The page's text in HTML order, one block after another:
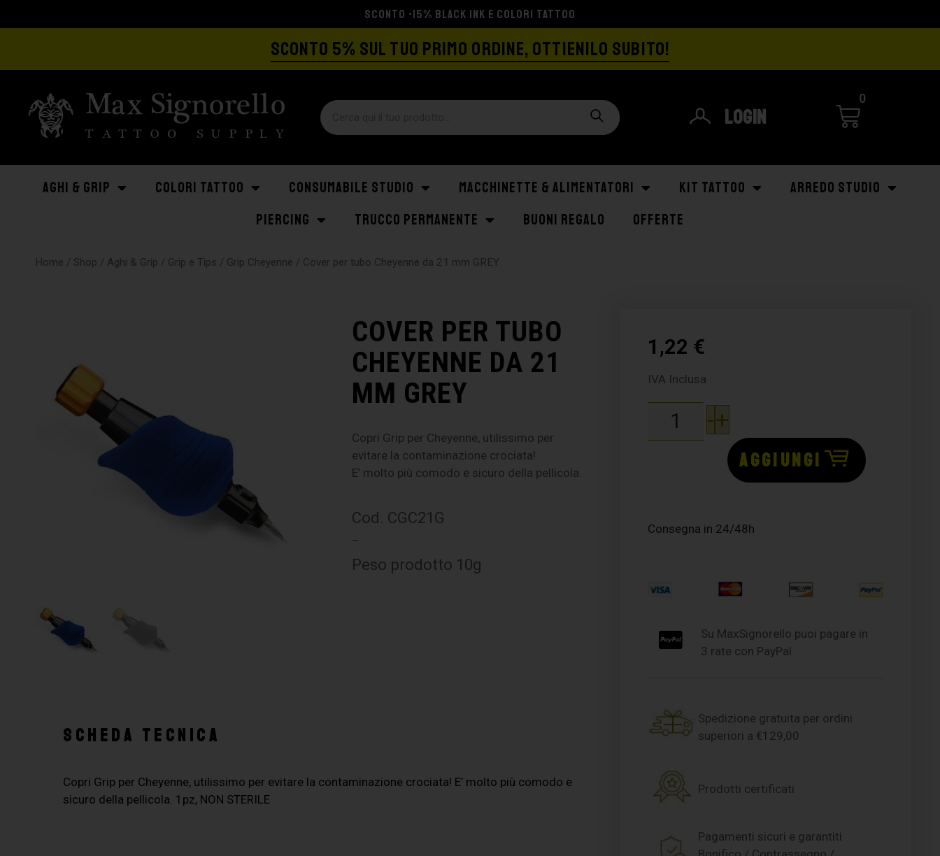
SPEDIZIONE GRATIS A PARTIRE DA €129
SCONTO 5% SUL TUO PRIMO ORDINE, OTTIENILO SUBITO!
Login
0
AGHI & GRIP COLORI TATTOO CONSUMABILE STUDIO MACCHINETTE & ALIMENTATORI KIT TATTOO
ARREDO STUDIO
PIERCING
TRUCCO PERMANENTE BUONI REGALO OFFERTE
Home / Shop / Aghi & Grip / Grip e Tips / Grip Cheyenne / Cover per tubo Cheyenne da 21 mm GREY
COVER PER TUBO
CHEYENNE DA 21
MM GREY
Copri Grip per Cheyenne, utilissimo per
evitare la contaminazione crociata!
E’ molto più comodo e sicuro della pellicola.
Cod. CGC21G
–
Peso prodotto 10g
SCHEDA TECNICA
Copri Grip per Cheyenne, utilissimo per evitare la contaminazione crociata! E’ molto più comodo e
sicuro della pellicola. 1pz, NON STERILE
1,22 €
IVA Inclusa
-+
AGGIUNGI
Consegna in 24/48h
Su MaxSignorello puoi pagare in
3 rate con PayPal
Spedizione gratuita per ordini
superiori a €129,00
Prodotti certificati
Pagamenti sicuri e garantiti